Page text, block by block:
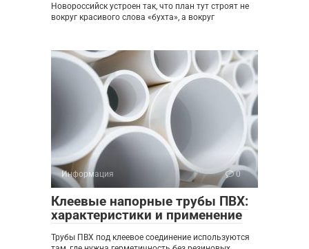
Новороссийск устроен так, что план тут строят не
вокруг красивого слова «бухта», а вокруг
Информация 0
Клеевые напорные трубы ПВХ:
характеристики и применение
Трубы ПВХ под клеевое соединение используются